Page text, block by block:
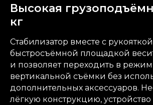
Высокая
кг
Стабилизатор вместе с
быстросъёмной площадкой весит
и позволяет переходить в режим
вертикальной съёмки без
дополнительных аксессуаров.
лёгкую конструкцию,